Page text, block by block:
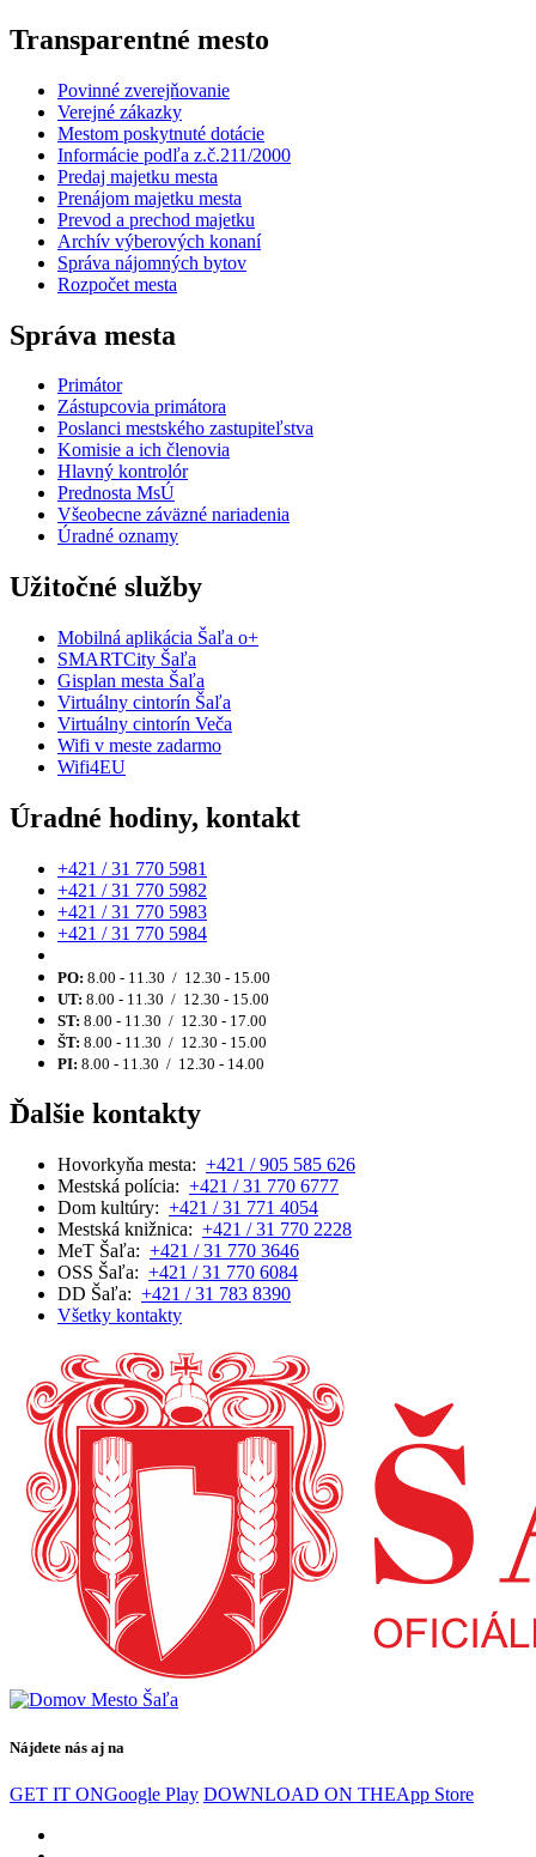
Transparentné mesto
Povinné zverejňovanie
Verejné zákazky
Mestom poskytnuté dotácie
Informácie podľa z.č.211/2000
Predaj majetku mesta
Prenájom majetku mesta
Prevod a prechod majetku
Archív výberových konaní
Správa nájomných bytov
Rozpočet mesta
Správa mesta
Primátor
Zástupcovia primátora
Poslanci mestského zastupiteľstva
Komisie a ich členovia
Hlavný kontrolór
Prednosta MsÚ
Všeobecne záväzné nariadenia
Úradné oznamy
Užitočné služby
Mobilná aplikácia Šaľa o+
SMARTCity Šaľa
Gisplan mesta Šaľa
Virtuálny cintorín Šaľa
Virtuálny cintorín Veča
Wifi v meste zadarmo
Wifi4EU
Úradné hodiny, kontakt
+421 / 31 770 5981
+421 / 31 770 5982
+421 / 31 770 5983
+421 / 31 770 5984
PO: 8.00 - 11.30 / 12.30 - 15.00
UT: 8.00 - 11.30 / 12.30 - 15.00
ST: 8.00 - 11.30 / 12.30 - 17.00
ŠT: 8.00 - 11.30 / 12.30 - 15.00
PI: 8.00 - 11.30 / 12.30 - 14.00
Ďalšie kontakty
Hovorkyňa mesta: +421 / 905 585 626
Mestská polícia: +421 / 31 770 6777
Dom kultúry: +421 / 31 771 4054
Mestská knižnica: +421 / 31 770 2228
MeT Šaľa: +421 / 31 770 3646
OSS Šaľa: +421 / 31 770 6084
DD Šaľa: +421 / 31 783 8390
Všetky kontakty
Nájdete nás aj na
GET IT ONGoogle Play DOWNLOAD ON THEApp Store